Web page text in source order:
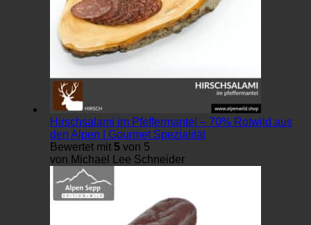
Hirschsalami im Pfeffermantel – 70% Rotwild aus
den Alpen | Gourmet Spezialität
Bewertet mit 5 von 5
von Michael Lee Schneider